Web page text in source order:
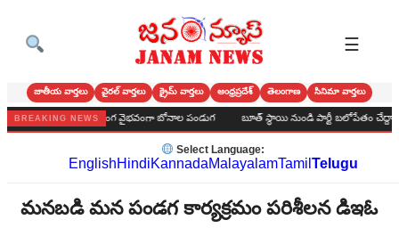
☰
జాతీయ వార్తలు వైరల్ వార్తలు క్రైమ్ వార్తలు ఆంధ్రప్రదేశ్ తెలంగాణ సినిమా వార్తలు
BREAKING NEWS
అంగరంగ వైభవంగా బోనాల పండుగ బూత్ స్థాయి నుండి పార్టీ బలోపేతం చేద్దాం :
Select Language:
EnglishHindiKannadaMalayalamTamil Telugu
మనబడి మన పండగ కార్యక్రమం పరిశీలన డిఇఓ